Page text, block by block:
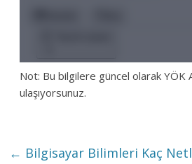
Not: Bu bilgilere güncel olarak YÖK
ulaşıyorsunuz.
← Bilgisayar Bilimleri Kaç